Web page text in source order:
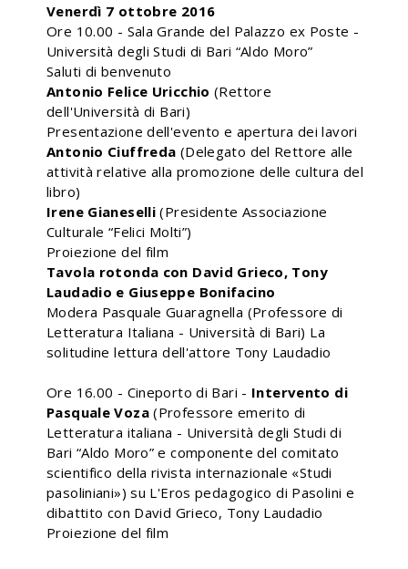
Venerdì 7 ottobre 2016
Ore 10.00 - Sala Grande del Palazzo ex Poste -
Università degli Studi di Bari “Aldo Moro”
Saluti di benvenuto
Antonio Felice Uricchio (Rettore
dell'Università di Bari)
Presentazione dell'evento e apertura dei lavori
Antonio Ciuffreda (Delegato del Rettore alle
attività relative alla promozione delle cultura del
libro)
Irene Gianeselli (Presidente Associazione
Culturale “Felici Molti”)
Proiezione del film
Tavola rotonda con David Grieco, Tony
Laudadio e Giuseppe Bonifacino
Modera Pasquale Guaragnella (Professore di
Letteratura Italiana - Università di Bari) La
solitudine lettura dell'attore Tony Laudadio
Ore 16.00 - Cineporto di Bari - Intervento di
Pasquale Voza(Professore emerito di
Letteratura italiana - Università degli Studi di
Bari “Aldo Moro” e componente del comitato
scientifico della rivista internazionale «Studi
pasoliniani») su L'Eros pedagogico di Pasolini e
dibattito con David Grieco, Tony Laudadio
Proiezione del film